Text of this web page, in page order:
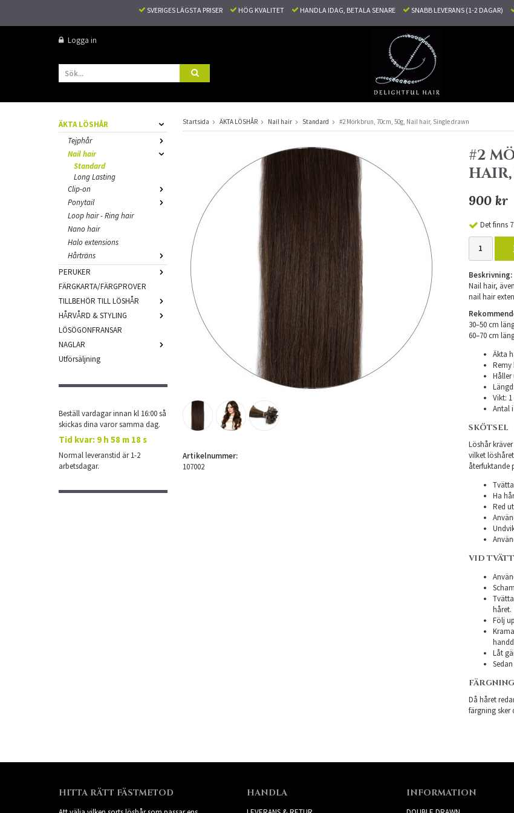
SVERIGES LÄGSTA PRISER HÖG KVALITET HANDLA IDAG, BETALA SENARE SNABB LEVERANS (1-2 DAGAR)
Logga in
ÄKTA LÖSHÅR
Tejphår
Nail hair
Standard
Long Lasting
Clip-on
Ponytail
Loop hair - Ring hair
Nano hair
Halo extensions
Hårträns
PERUKER
FÄRGKARTA/FÄRGPROVER
TILLBEHÖR TILL LÖSHÅR
HÅRVÅRD & STYLING
LÖSÖGONFRANSAR
NAGLAR
Utförsäljning
Beställ vardagar innan kl 16:00 så
skickas dina varor samma dag.
Tid kvar: 9 h 58 m 17 s
Normal leveranstid är 1-2
arbetsdagar.
Startsida ÄKTA LÖSHÅR Nail hair Standard #2 Mörkbrun, 70cm, 50g, Nail hair, Single drawn
#2
900 kr
Det finns
Beskrivning:
Nail hair,
nail hair
30–50 cm
​60–70 cm
Äkta
Håller
Vikt:
Antal
SKÖTSEL
Löshår
vilket
återfuktande
Ha
Red
VID
håret.
Följ
Låt
Då håret
färgning sker
Artikelnummer:
107002
HITTA RÄTT FÄSTMETOD HANDLA INFORMATION